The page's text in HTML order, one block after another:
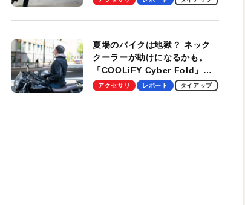
適！
夏場のバイクは地獄？ ネック
クーラーが助けになるかも。
「COOLiFY Cyber Fold」レ
ビュー。冷却の速さ、密着する
性がグッド！
アクセサリ レポート タイアップ